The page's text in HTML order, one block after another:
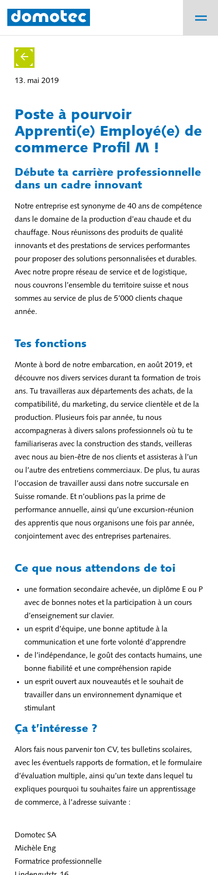
13. mai 2019
Poste à pourvoir
Apprenti(e) Employé(e) de
commerce Profil M !
Débute ta carrière professionnelle
dans un cadre innovant
Notre entreprise est synonyme de 40 ans de compétence
dans le domaine de la production d’eau chaude et du
chauffage. Nous réunissons des produits de qualité
innovants et des prestations de services performantes
pour proposer des solutions personnalisées et durables.
Avec notre propre réseau de service et de logistique,
nous couvrons l’ensemble du territoire suisse et nous
sommes au service de plus de 5’000 clients chaque
année.
Tes fonctions
Monte à bord de notre embarcation, en août 2019, et
découvre nos divers services durant ta formation de trois
ans. Tu travailleras aux départements des achats, de la
compatibilité, du marketing, du service clientèle et de la
production. Plusieurs fois par année, tu nous
accompagneras à divers salons professionnels où tu te
familiariseras avec la construction des stands, veilleras
avec nous au bien-être de nos clients et assisteras à l’un
ou l’autre des entretiens commerciaux. De plus, tu auras
l’occasion de travailler aussi dans notre succursale en
Suisse romande. Et n’oublions pas la prime de
performance annuelle, ainsi qu’une excursion-réunion
des apprentis que nous organisons une fois par année,
conjointement avec des entreprises partenaires.
Ce que nous attendons de toi
une formation secondaire achevée, un diplôme E ou P
avec de bonnes notes et la participation à un cours
d’enseignement sur clavier.
un esprit d’équipe, une bonne aptitude à la
communication et une forte volonté d’apprendre
de l’indépendance, le goût des contacts humains, une
bonne fiabilité et une compréhension rapide
un esprit ouvert aux nouveautés et le souhait de
travailler dans un environnement dynamique et
stimulant
Ça t’intéresse ?
Alors fais nous parvenir ton CV, tes bulletins scolaires,
avec les éventuels rapports de formation, et le formulaire
d’évaluation multiple, ainsi qu’un texte dans lequel tu
expliques pourquoi tu souhaites faire un apprentissage
de commerce, à l’adresse suivante :
Domotec SA
Michèle Eng
Formatrice professionnelle